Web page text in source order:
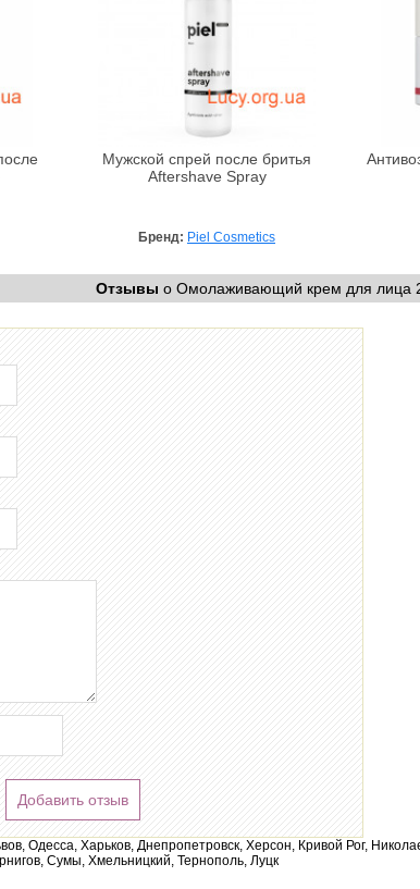
Мужской спрей после бритья
Aftershave Spray
Бренд: Piel Cosmetics
Отзывы о Омолаживающий крем для лица
Добавить отзыв
Одесса, Харьков, Днепропетровск, Херсон, Кривой Рог,
Сумы, Хмельницкий, Тернополь, Луцк